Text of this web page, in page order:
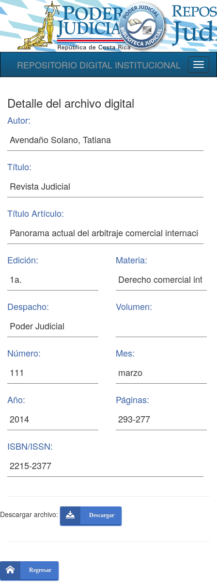
REPOSITORIO DIGITAL INSTITUCIONAL
Detalle del archivo digital
Autor:
Título:
Título Artículo:
Edición: Materia:
Despacho: Volumen:
Número: Mes:
Año: Páginas:
ISBN/ISSN:
Descargar archivo: Descargar
Regresar